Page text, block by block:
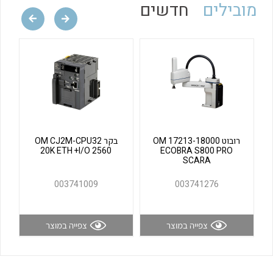
לכל מוצרי היצרן לכל מוצרי היצרן
לכל מוצרי היצרן לכל מוצרי היצרן
מובילים חדשים
רובוט OM 17213-18000
ECOBRA S800 PRO
SCARA
003741276
צפייה במוצר
בקר OM CJ2M-CPU32
20K ETH +I/O 2560
003741009
צפייה במוצר